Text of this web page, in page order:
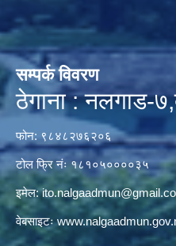
सम्पर्क विवरण
ठेगाना : नलगाड-
फोन: ९८४८२७६२०६
टोल फ्रि नंः १८१०५००००३५
इमेल:
वेबसाइटः